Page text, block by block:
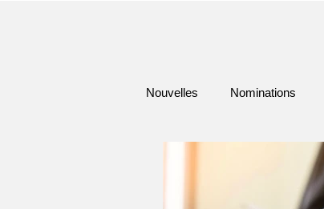
Nouvelles Nominations